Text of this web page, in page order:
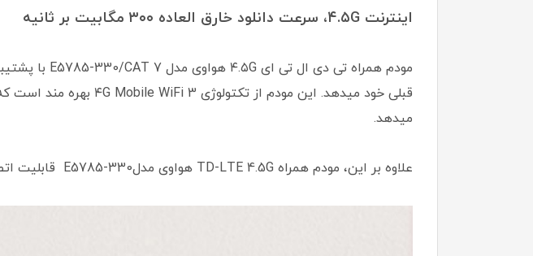
اینترنت ۴.۵G، سرعت دانلود خارق العاده ۳۰۰ مگابیت بر ثانیه
میدهد.
علاوه بر این، مودم همراه TD-LTE 4.5G هواوی مدلE5785-330 قابلیت اتصال همزمان ۳۲ کاربر را در لحظه فراهم می اورد.